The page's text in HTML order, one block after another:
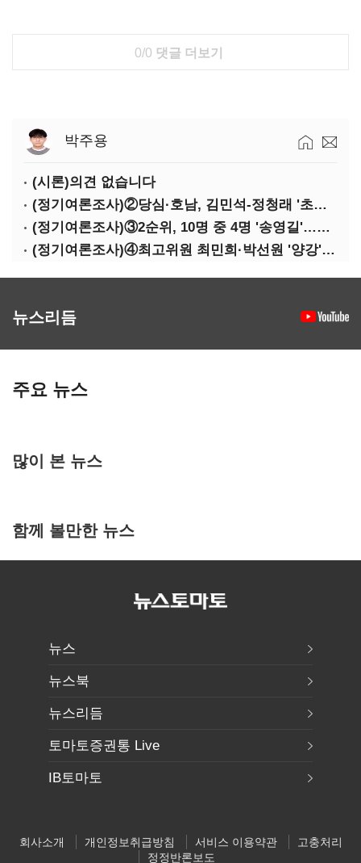
0/0 댓글 더보기
박주용
(시론)의견 없습니다
(정기여론조사)②당심·호남, 김민석-정청래 '초접전'
(정기여론조사)③2순위, 10명 중 4명 '송영길'…정청래 '한 자릿수'
(정기여론조사)④최고위원 최민희·박선원 '양강'…서미화·이성윤·임미애 뒤이어
뉴스리듬
주요 뉴스
많이 본 뉴스
함께 볼만한 뉴스
뉴스
뉴스북
뉴스리듬
토마토증권통 Live
IB토마토
회사소개 개인정보취급방침 서비스 이용약관
고충처리
정정반론보도